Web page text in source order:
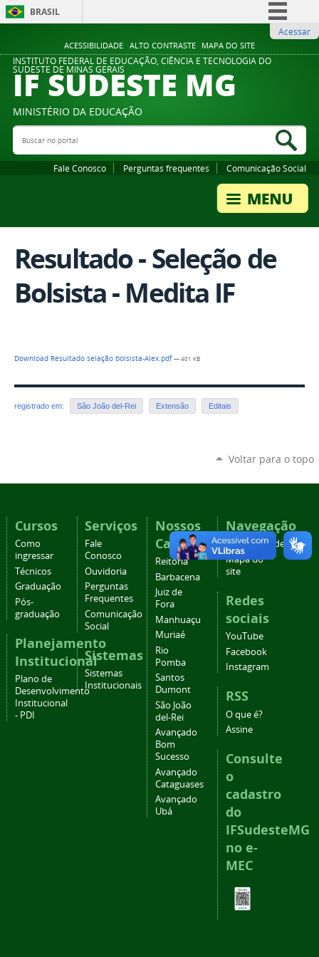
ACESSIBILIDADE ALTO CONTRASTE MAPA DO SITE
BRASIL
Comunica BR
Participe
Legislação
Acessar
INSTITUTO FEDERAL DE EDUCAÇÃO, CIÊNCIA E TECNOLOGIA DO
SUDESTE DE MINAS GERAIS
IF SUDESTE MG
MINISTÉRIO DA EDUCAÇÃO
Buscar no portal
Fale Conosco Perguntas frequentes Comunicação Social
Resultado - Seleção de
Bolsista - Medita IF
Download Resultado selação bolsista-Alex.pdf— 401 KB
registrado em: São João del-Rei Extensão Editais
Voltar para o topo
Cursos
Como
ingressar
Técnicos
Graduação
Pós-
graduação
Planejamento
Institucional
Plano de
Desenvolvimento
Institucional
- PDI
Serviços
Fale
Conosco
Ouvidoria
Perguntas
Frequentes
Comunicação
Social
Sistemas
Sistemas
Institucionais
Nossos
Campi
Reitoria
Barbacena
Juiz de
Fora
Manhuaçu
Muriaé
Rio
Pomba
Santos
Dumont
São João
del-Rei
Avançado
Bom
Sucesso
Avançado
Cataguases
Avançado
Ubá
Navegação
Acessibilidade
Mapa do
site
Redes
sociais
YouTube
Facebook
Instagram
RSS
O que é?
Assine
Consulte
o
cadastro
do
IFSudesteMG
no e-
MEC